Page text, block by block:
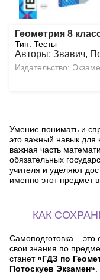
Геометрия 8
Тип: Тесты
Авторы: Звавич,
Издательство:
Умение понимать и
это важный навык для
важная часть
обязательных
учителя и уделяют
именно этот предмет
КАК
Самоподготовка – это
свои знания по
станет«ГДЗ по
Потоскуев Экзамен»